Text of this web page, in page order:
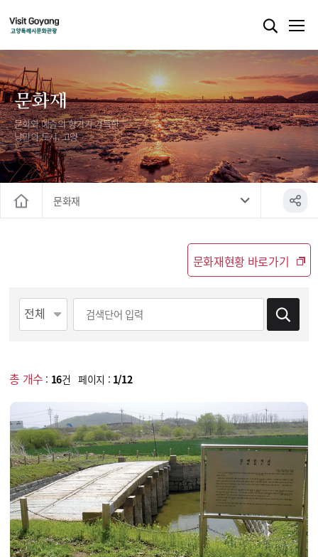
문화재
문화와 예술의 향기가 가득한
낭만의 도시, 고양
문화재
문화재현황 바로가기
총 개수 : 16건 페이지 : 1/12